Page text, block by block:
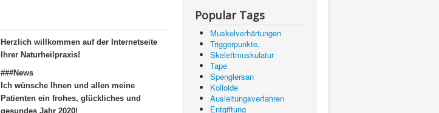
Herzlich willkommen auf der Internetseite
Ihrer Naturheilpraxis!
###News
Ich wünsche Ihnen und allen meine
Patienten ein frohes, glückliches und
gesundes Jahr 2020!
Popular Tags
Muskelverhärtungen
Triggerpunkte,
Skelettmuskulatur
Tape
Spenglersan
Kolloide
Ausleitungsverfahren
Entgiftung